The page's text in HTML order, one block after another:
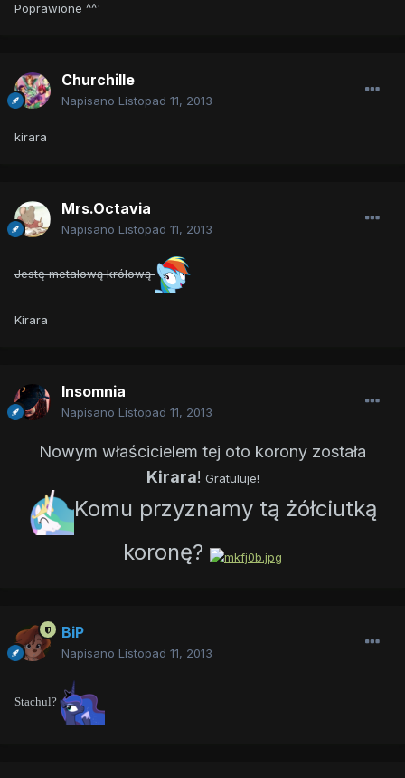
Poprawione ^^'
Churchille
Napisano Listopad 11, 2013
kirara
Mrs.Octavia
Napisano Listopad 11, 2013
Jestę metalową królową
Kirara
Insomnia
Napisano Listopad 11, 2013
Nowym właścicielem tej oto korony została
Kirara! Gratuluje!
Komu przyznamy tą żółciutką
koronę?
BiP
Napisano Listopad 11, 2013
Stachul?